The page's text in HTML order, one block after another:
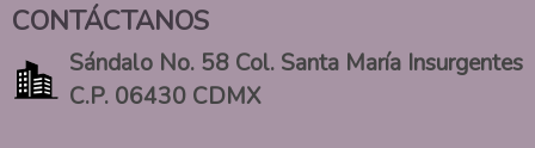
CONTÁCTANOS
Sándalo No. 58 Col. Santa María Insurgentes
C.P. 06430 CDMX